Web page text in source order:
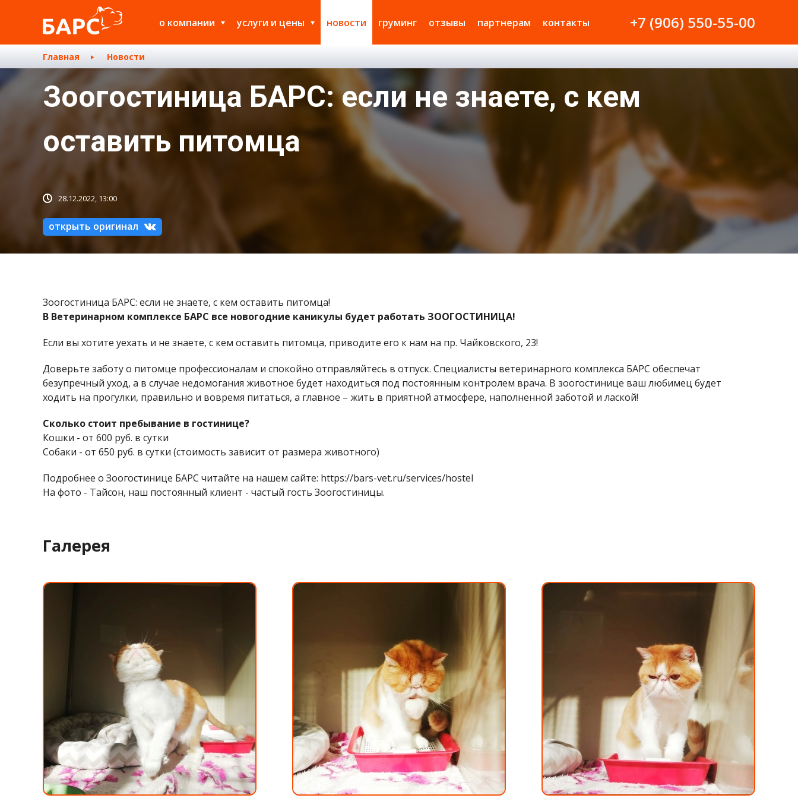
о компании услуги и цены новости груминг отзывы партнерам контакты +7 (906) 550-55-00
Главная Новости
Зоогостиница БАРС: если не знаете, с кем
оставить питомца
28.12.2022, 13:00
открыть оригинал
Зоогостиница БАРС: если не знаете, с кем оставить питомца!
В Ветеринарном комплексе БАРС все новогодние каникулы будет работать ЗООГОСТИНИЦА!
Если вы хотите уехать и не знаете, с кем оставить питомца, приводите его к нам на пр. Чайковского, 23!
Доверьте заботу о питомце профессионалам и спокойно отправляйтесь в отпуск. Специалисты ветеринарного комплекса БАРС обеспечат
безупречный уход, а в случае недомогания животное будет находиться под постоянным контролем врача. В зоогостинице ваш любимец будет
ходить на прогулки, правильно и вовремя питаться, а главное – жить в приятной атмосфере, наполненной заботой и лаской!
Сколько стоит пребывание в гостинице?
Кошки - от 600 руб. в сутки
Собаки - от 650 руб. в сутки (стоимость зависит от размера животного)
Подробнее о Зоогостинице БАРС читайте на нашем сайте: https://bars-vet.ru/services/hostel
На фото - Тайсон, наш постоянный клиент - частый гость Зоогостиницы.
Галерея